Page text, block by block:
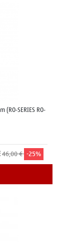
SERIES RO-
46,00 € -25%